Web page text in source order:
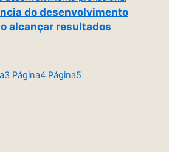
do desenvolvimento
alcançar resultados
3 Página4 Página5